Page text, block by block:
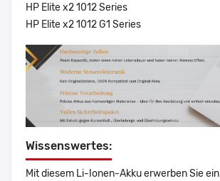
HP Elite x2 1012 Series
HP Elite x2 1012 G1 Series
Wissenswertes:
Mit diesem Li-Ionen-Akku erwerben Sie ein